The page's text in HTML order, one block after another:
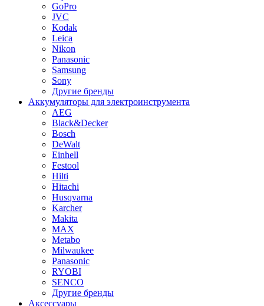
GoPro
JVC
Kodak
Leica
Nikon
Panasonic
Samsung
Sony
Другие бренды
Аккумуляторы для электроинструмента
AEG
Black&Decker
Bosch
DeWalt
Einhell
Festool
Hilti
Hitachi
Husqvarna
Karcher
Makita
MAX
Metabo
Milwaukee
Panasonic
RYOBI
SENCO
Другие бренды
Аксессуары